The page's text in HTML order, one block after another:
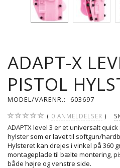
ADAPT-X
PISTOL
MODEL/VARENR.: 603697
0 ANMELDELSER
ADAPTX level 3 er et universalt
hylster som er lavet til softgun/
Hylsteret kan drejes i vinkel på 360
montageplade til bælte montering,
både højre og venstre side.